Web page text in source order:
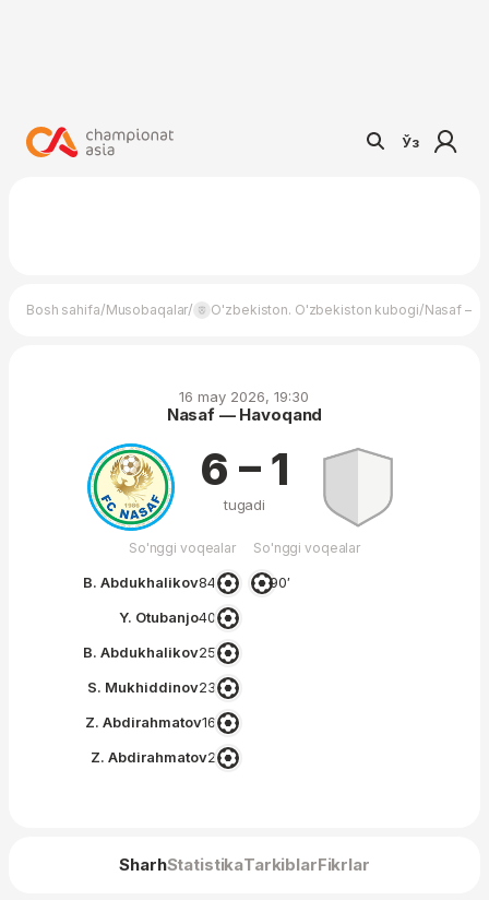
Ўз
Bosh sahifa/Musobaqalar/ O'zbekiston. O'zbekiston kubogi/Nasaf —
16 may 2026, 19:30
Nasaf — Havoqand
So'nggi voqealar
B. Abdukhalikov84′
Y. Otubanjo40′
B. Abdukhalikov25′
S. Mukhiddinov23′
Z. Abdirahmatov16′
Z. Abdirahmatov2′
6 – 1
tugadi
So'nggi voqealar
90′
SharhStatistikaTarkiblarFikrlar